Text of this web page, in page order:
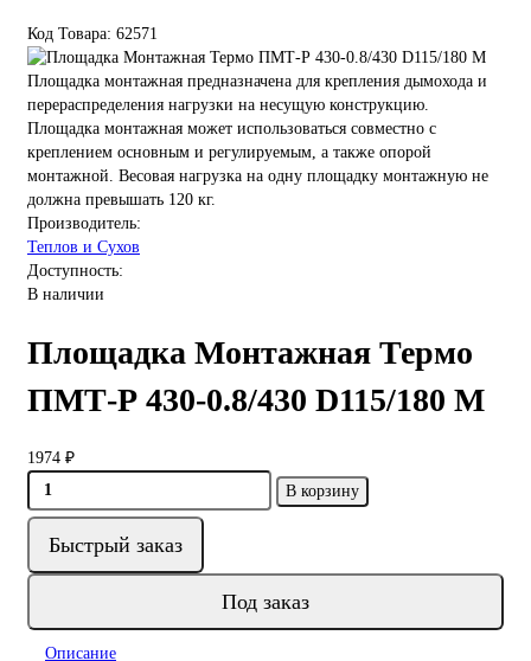
Код Товара: 62571
Площадка монтажная предназначена для крепления дымохода и
перераспределения нагрузки на несущую конструкцию.
Площадка монтажная может использоваться совместно с
креплением основным и регулируемым, а также опорой
монтажной. Весовая нагрузка на одну площадку монтажную не
должна превышать 120 кг.
Производитель:
Теплов и Сухов
Доступность:
В наличии
Площадка Монтажная Термо
ПМТ-Р 430-0.8/430 D115/180 М
1974 ₽
В корзину
Быстрый заказ
Под заказ
Описание